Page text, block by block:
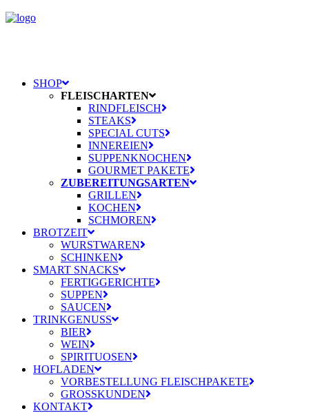
SHOP
FLEISCHARTEN
RINDFLEISCH
STEAKS
SPECIAL CUTS
INNEREIEN
SUPPENKNOCHEN
GOURMET PAKETE
ZUBEREITUNGSARTEN
GRILLEN
KOCHEN
SCHMOREN
BROTZEIT
WURSTWAREN
SCHINKEN
SMART SNACKS
FERTIGGERICHTE
SUPPEN
SAUCEN
TRINKGENUSS
BIER
WEIN
SPIRITUOSEN
HOFLADEN
VORBESTELLUNG FLEISCHPAKETE
GROSSKUNDEN
KONTAKT